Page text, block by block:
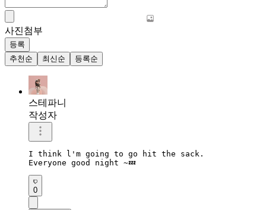
사진첨부
등록
추천순
최신순 등록순
스테파니
작성자
I think l'm going to go hit the sack.
Everyone good night ~💤
0